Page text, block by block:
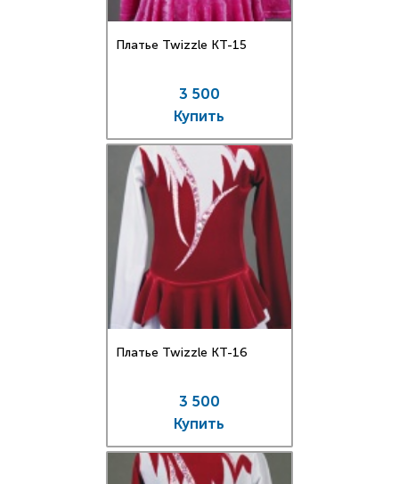
Платье Twizzle КT-15
3 500
Купить
Платье Twizzle КT-16
3 500
Купить